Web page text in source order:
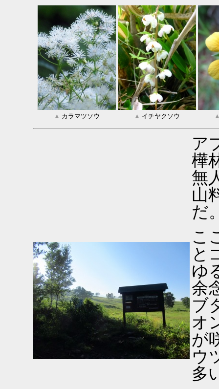
▲ カラマツソウ ▲ イチヤクソウ
ア
樺
無
山
だ
こ
と
ゆ
余
ブ
オ
が
ウ
多